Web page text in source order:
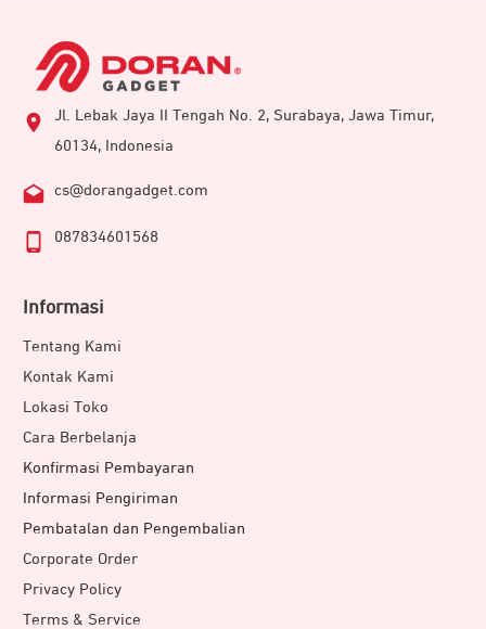
Jl. Lebak Jaya II Tengah No. 2, Surabaya, Jawa Timur,
60134, Indonesia
cs@dorangadget.com
087834601568
Informasi
Tentang Kami
Kontak Kami
Lokasi Toko
Cara Berbelanja
Konfirmasi Pembayaran
Informasi Pengiriman
Pembatalan dan Pengembalian
Corporate Order
Privacy Policy
Terms & Service